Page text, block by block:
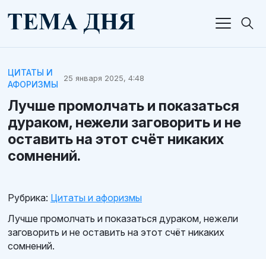
ЦИТАТЫ И
АФОРИЗМЫ
25 января 2025, 4:48
Лучше промолчать и показаться
дураком, нежели заговорить и не
оставить на этот счёт никаких
сомнений.
Рубрика: Цитаты и афоризмы
Лучше промолчать и показаться дураком, нежели
заговорить и не оставить на этот счёт никаких
сомнений.